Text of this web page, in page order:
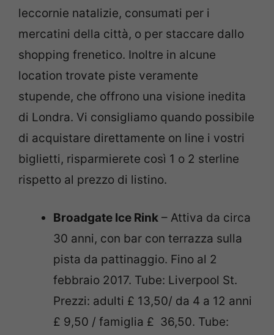
leccornie natalizie, consumati per i
mercatini della città, o per staccare dallo
shopping frenetico. Inoltre in alcune
location trovate piste veramente
stupende, che offrono una visione inedita
di Londra. Vi consigliamo quando possibile
di acquistare direttamente on line i vostri
biglietti, risparmierete così 1 o 2 sterline
rispetto al prezzo di listino.
Broadgate Ice Rink – Attiva da circa
30 anni, con bar con terrazza sulla
pista da pattinaggio. Fino al 2
febbraio 2017. Tube: Liverpool St.
Prezzi: adulti £ 13,50/ da 4 a 12 anni
£ 9,50 / famiglia £ 36,50. Tube: